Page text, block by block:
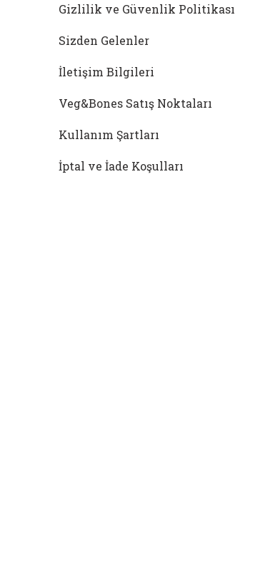
Gizlilik ve Güvenlik Politikası
Sizden Gelenler
İletişim Bilgileri
Veg&Bones Satış Noktaları
Kullanım Şartları
İptal ve İade Koşulları